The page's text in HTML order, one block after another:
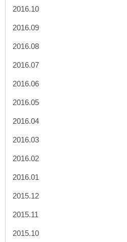
2016.10
2016.09
2016.08
2016.07
2016.06
2016.05
2016.04
2016.03
2016.02
2016.01
2015.12
2015.11
2015.10